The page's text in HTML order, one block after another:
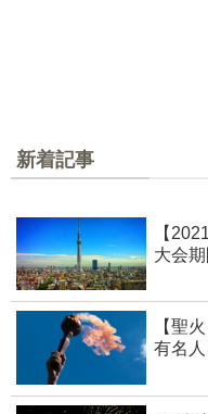
新着記事
【
大会
【聖
有名